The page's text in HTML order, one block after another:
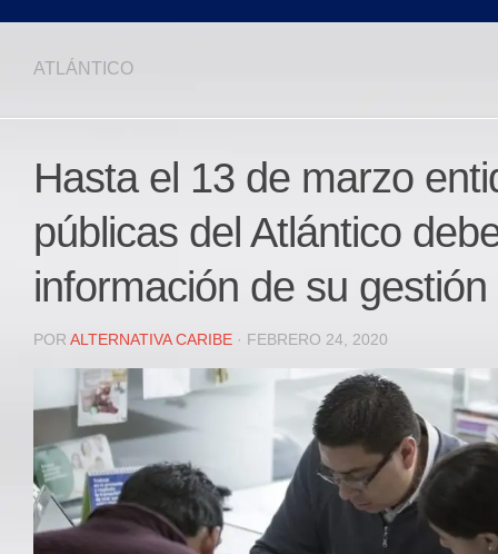
Politica
Deportes
JUDICIAL
REGIONAL
DEPARTAMENTAL
Internacional
OPINIÓN
Contactenos
facebook
Twitter
ATLÁNTICO
Hasta el 13 de marzo
públicas del Atlántico
información de su
POR ALTERNATIVA CARIBE · FEBRERO 24, 2020